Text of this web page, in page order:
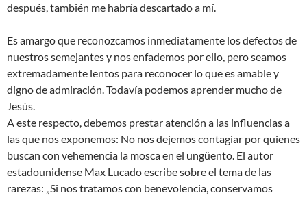
después, también me habría descartado a mí.
Es amargo que reconozcamos inmediatamente los defectos de
nuestros semejantes y nos enfademos por ello, pero seamos
extremadamente lentos para reconocer lo que es amable y
digno de admiración. Todavía podemos aprender mucho de
Jesús.
A este respecto, debemos prestar atención a las influencias a
las que nos exponemos: No nos dejemos contagiar por quienes
buscan con vehemencia la mosca en el ungüento. El autor
estadounidense Max Lucado escribe sobre el tema de las
rarezas: „Si nos tratamos con benevolencia, conservamos